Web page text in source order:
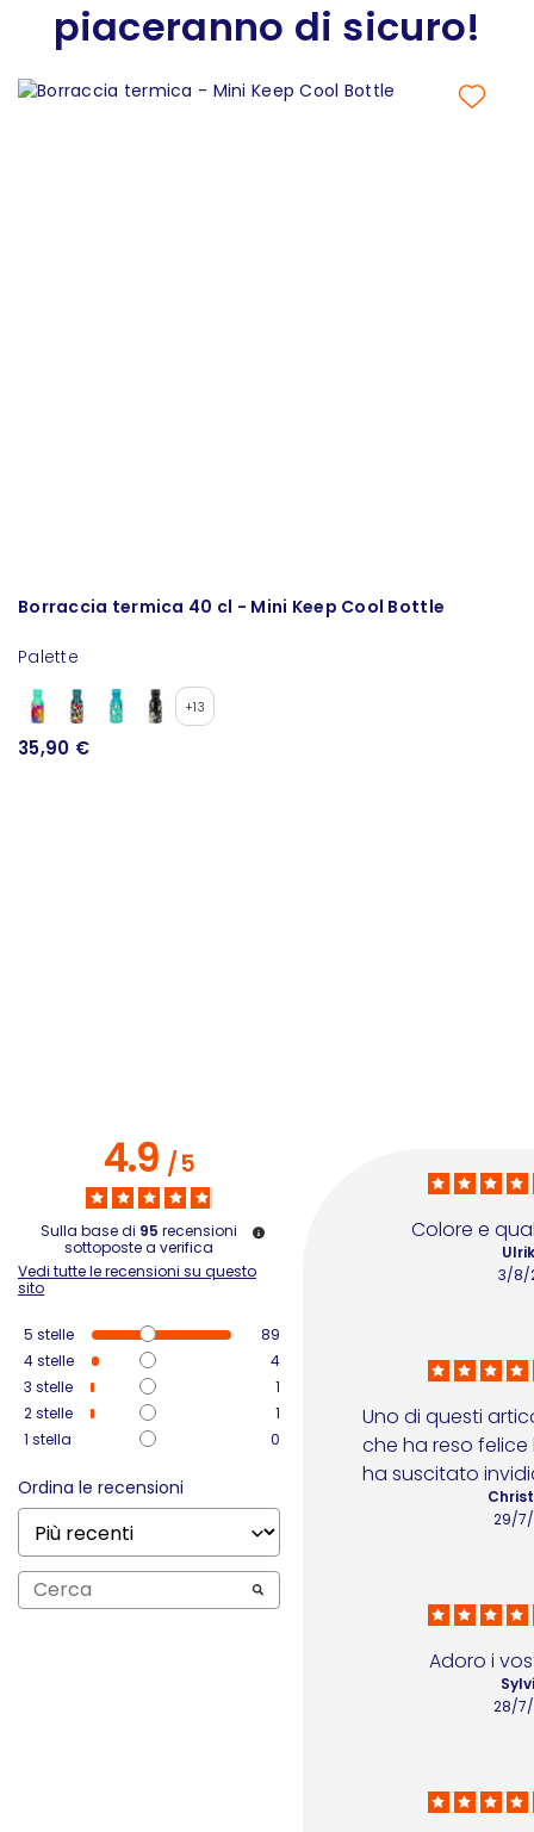
piaceranno di sicuro!
Borraccia termica 40 cl - Mini Keep Cool Bottle
Palette
+13
35,90 €
4.9/5
Sulla base di 95 recensioni
sottoposte a verifica
Vedi tutte le recensioni su questo
sito
5 stelle
89
4stelle
4
3 stelle
1
2stelle
1
1 stella 0
Ordina le recensioni
Colore e
3/8/
Uno di questi
che ha reso
ha suscitato
29/
Adoro i
28/